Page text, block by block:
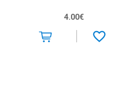
4.00€